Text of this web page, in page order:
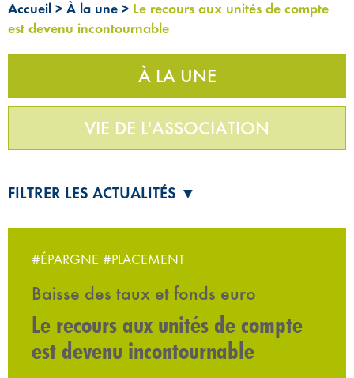
Accueil > À la une > Le recours aux unités de compte
est devenu incontournable
À LA UNE
VIE DE L'ASSOCIATION
FILTRER LES ACTUALITÉS ▼
#ÉPARGNE #PLACEMENT
Baisse des taux et fonds euro
Le recours aux unités de compte
est devenu incontournable